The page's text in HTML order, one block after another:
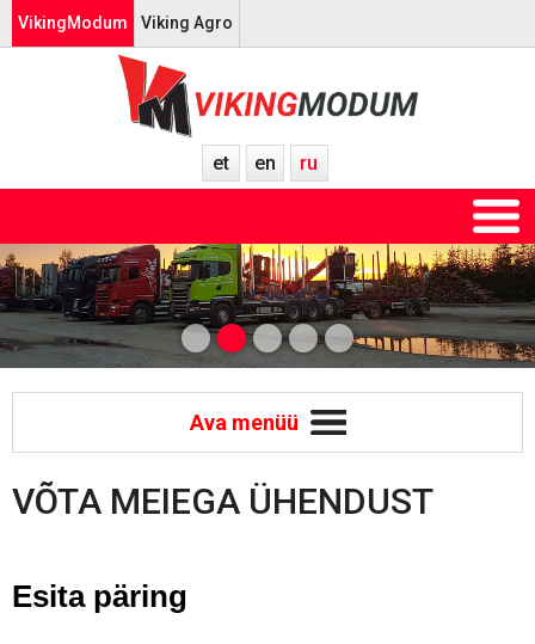
VikingModum Viking Agro
et en ru
Ava menüü
VÕTA MEIEGA ÜHENDUST
Esita päring